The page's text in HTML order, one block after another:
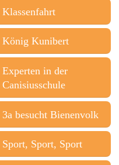
Klassenfahrt
König Kunibert
Experten in der
Canisiusschule
3a besucht Bienenvolk
Sport, Sport, Sport